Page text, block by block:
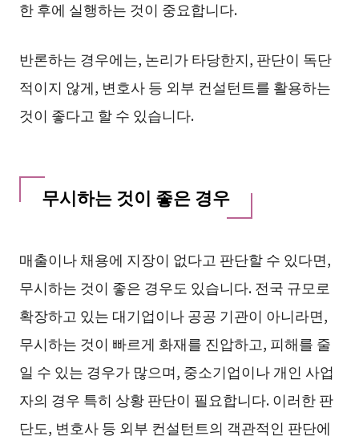
한 후에 실행하는 것이 중요합니다.
반론하는 경우에는, 논리가 타당한지, 판단이 독단
적이지 않게, 변호사 등 외부 컨설턴트를 활용하는
것이 좋다고 할 수 있습니다.
무시하는 것이 좋은 경우
매출이나 채용에 지장이 없다고 판단할 수 있다면,
무시하는 것이 좋은 경우도 있습니다. 전국 규모로
확장하고 있는 대기업이나 공공 기관이 아니라면,
무시하는 것이 빠르게 화재를 진압하고, 피해를 줄
일 수 있는 경우가 많으며, 중소기업이나 개인 사업
자의 경우 특히 상황 판단이 필요합니다. 이러한 판
단도, 변호사 등 외부 컨설턴트의 객관적인 판단에